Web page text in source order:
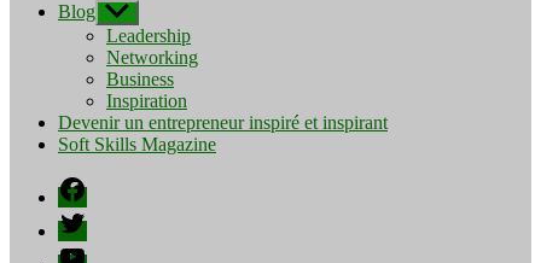
Blog Afficher
le
sous-
menu
Leadership
Networking
Business
Inspiration
Devenir un entrepreneur inspiré et inspirant
Soft Skills Magazine
Facebook
Twitter
YouTube